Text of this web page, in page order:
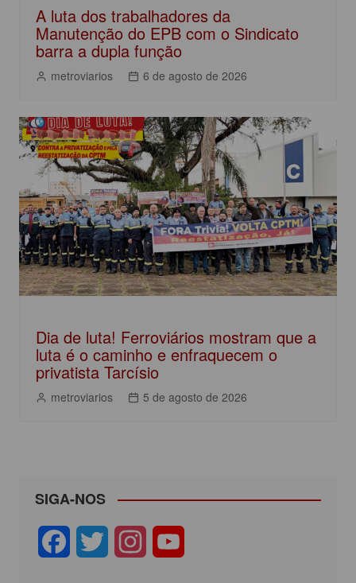
A luta dos trabalhadores da
Manutenção do EPB com o Sindicato
barra a dupla função
metroviarios 6 de agosto de 2026
Dia de luta! Ferroviários mostram que a
luta é o caminho e enfraquecem o
privatista Tarcísio
metroviarios 5 de agosto de 2026
SIGA-NOS